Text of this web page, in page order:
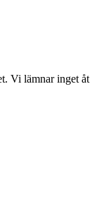
Vi lämnar inget åt